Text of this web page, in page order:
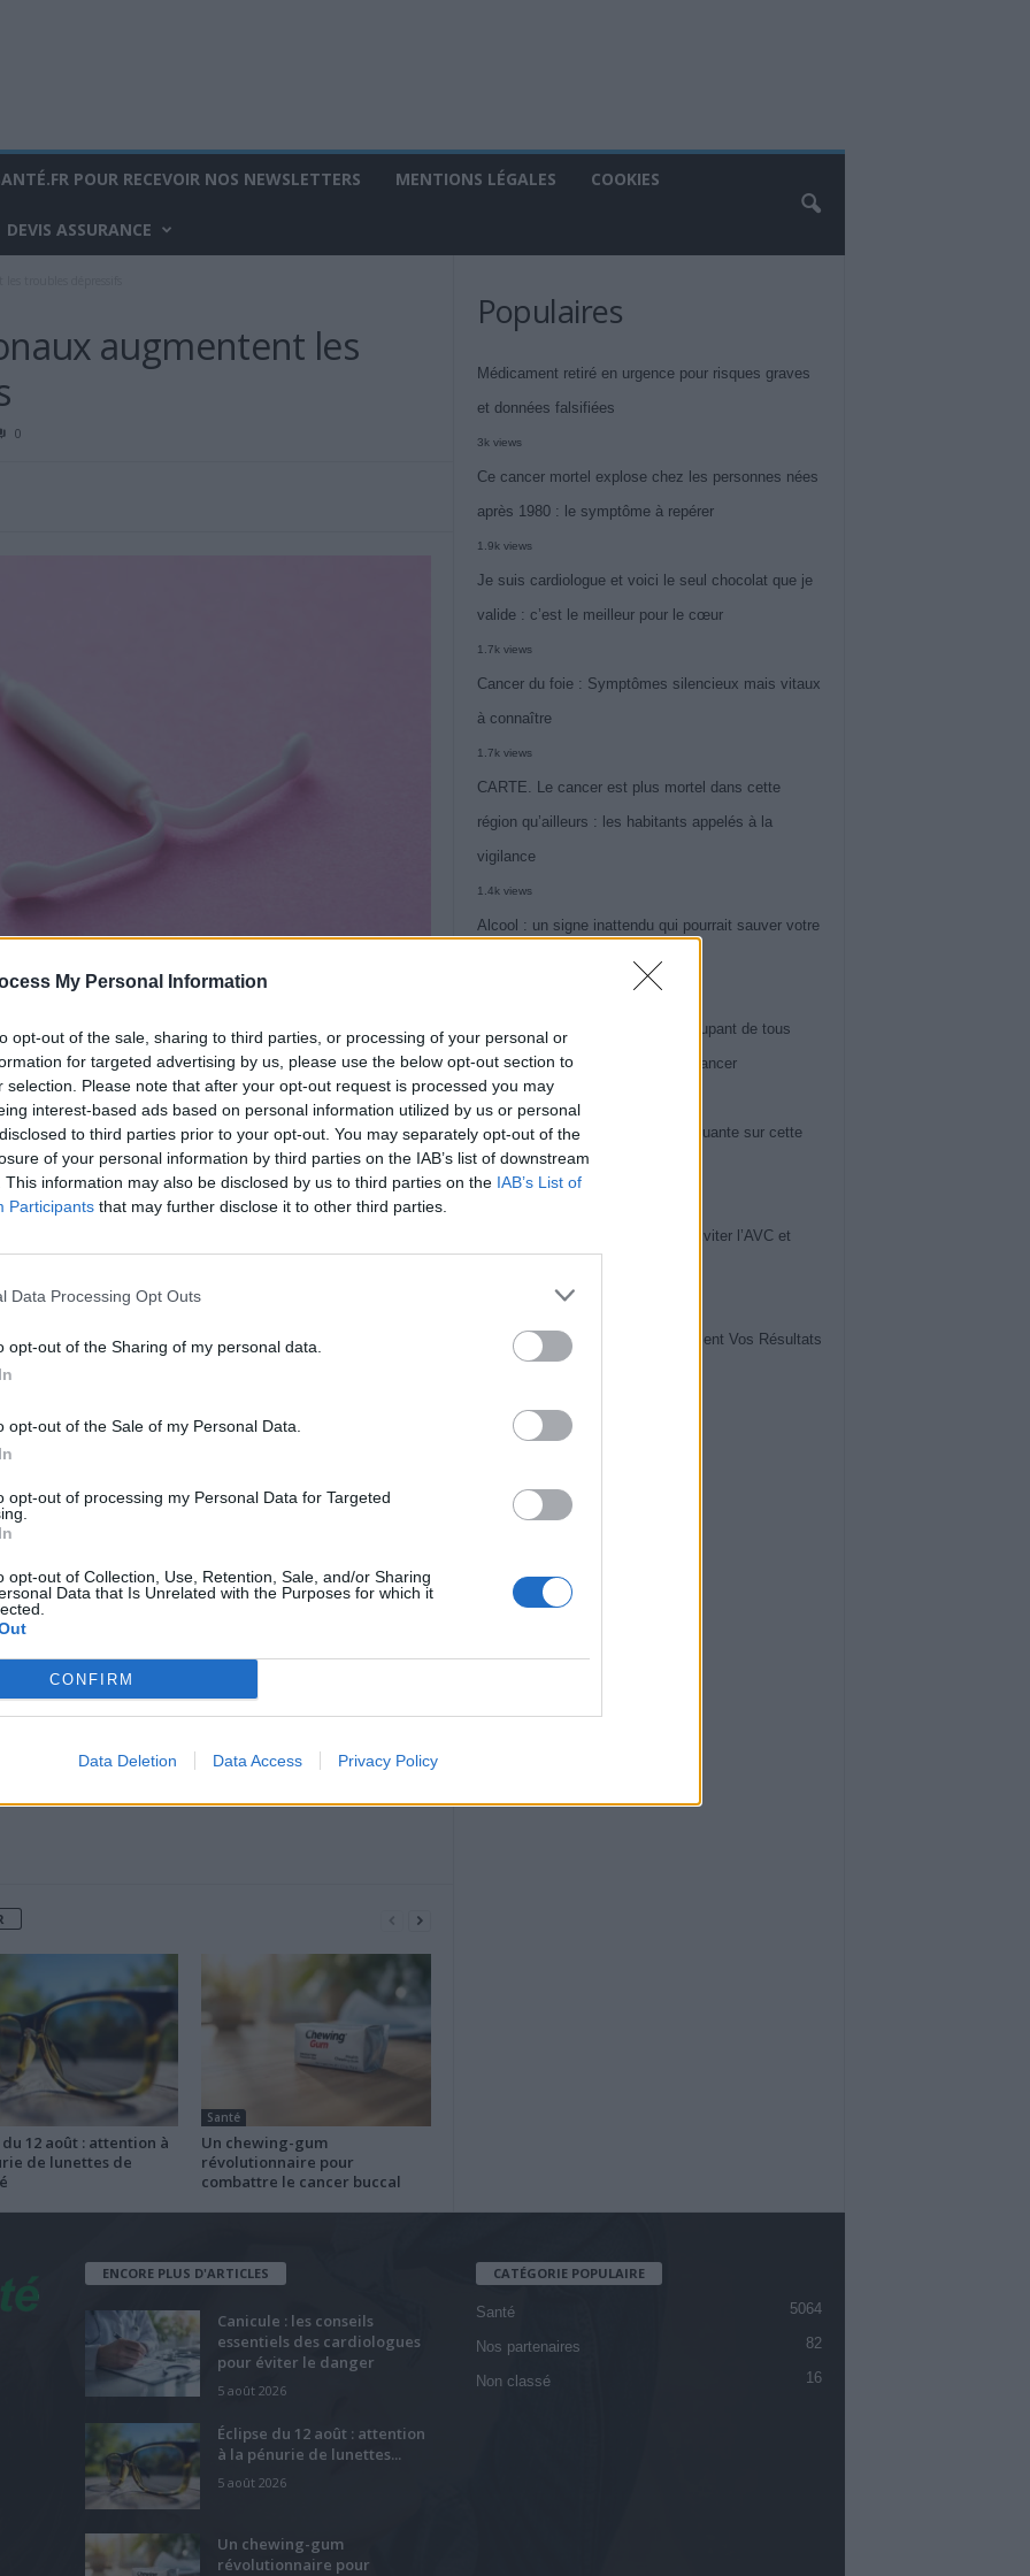
My Personal Information
opt-out of the sale, sharing to third parties, or processing of your personal or
for targeted advertising by us, please use the below opt-out section to
selection. Please note that after your opt-out request is processed you may
interest-based ads based on personal information utilized by us or personal
to third parties prior to your opt-out. You may separately opt-out of the
of your personal information by third parties on the IAB’s list of downstream
This information may also be disclosed by us to third parties on the IAB’s List of
Participants that may further disclose it to other third parties.
Data Processing Opt Outs
opt-out of the Sharing of my personal data.
opt-out of the Sale of my Personal Data.
opt-out of processing my Personal Data for Targeted
opt-out of Collection, Use, Retention, Sale, and/or Sharing
Data that Is Unrelated with the Purposes for which it
CONFIRM
Data Deletion Data Access Privacy Policy
POUR RECEVOIR NOS NEWSLETTERS MENTIONS LÉGALES COOKIES
DEVIS ASSURANCE
augmentent les
0
et de troubles de l’humeur, constate l’Agence
? Que faire si vous en portez un ?
?
d’hormones
l’Agence nationale du médicament (ANSM) dans
hormonaux les plus dosés
du 12 août : attention à
de lunettes de
Santé
Un chewing-gum
révolutionnaire pour
combattre le cancer buccal
Populaires
Médicament retiré en urgence pour risques graves
et données falsifiées
3k views
Ce cancer mortel explose chez les personnes nées
après 1980 : le symptôme à repérer
1.9k views
Je suis cardiologue et voici le seul chocolat que je
valide : c’est le meilleur pour le cœur
1.7k views
Cancer du foie : Symptômes silencieux mais vitaux
à connaître
1.7k views
CARTE. Le cancer est plus mortel dans cette
région qu’ailleurs : les habitants appelés à la
vigilance
1.4k views
Alcool : un signe inattendu qui pourrait sauver votre
C’est le symptôme le plus préoccupant de tous
après 60 ans : il peut révéler un cancer
1.3k views
Arthrose du genou : la vérité choquante sur cette
maladie en pleine expansion
4 Astuces de Cardiologues pour Éviter l’AVC et
Découvrez Comment Lire Facilement Vos Résultats
1.1k views
ENCORE PLUS D'ARTICLES
Canicule : les conseils
essentiels des cardiologues
pour éviter le danger
5 août 2026
Éclipse du 12 août : attention
à la pénurie de lunettes...
5 août 2026
Un chewing-gum
révolutionnaire pour
CATÉGORIE POPULAIRE
Santé 5064
Nos partenaires 82
Non classé 16